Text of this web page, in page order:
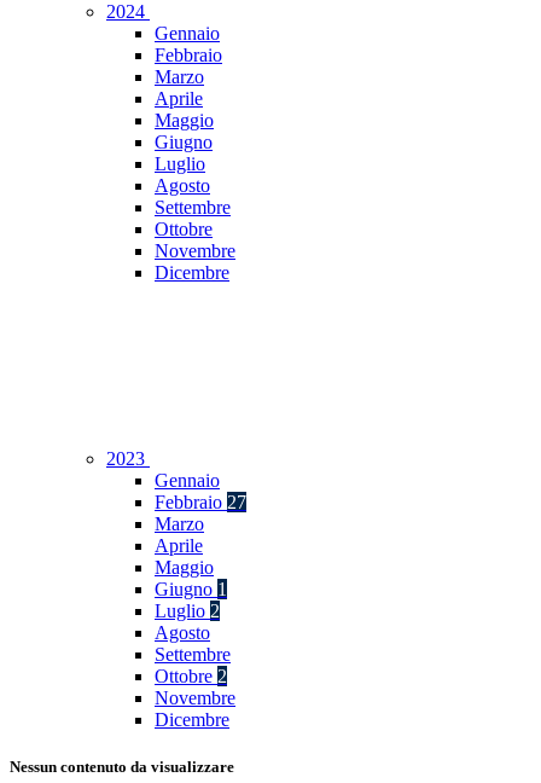
2024
Gennaio
Febbraio
Marzo
Aprile
Maggio
Giugno
Luglio
Agosto
Settembre
Ottobre
Novembre
Dicembre
2023
Gennaio
Febbraio 27
Marzo
Aprile
Maggio
Giugno 1
Luglio 2
Agosto
Settembre
Ottobre 2
Novembre
Dicembre
Nessun contenuto da visualizzare